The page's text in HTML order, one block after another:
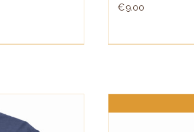
€9.00